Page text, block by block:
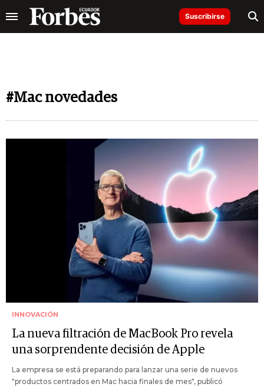
Suscribirse
#Mac novedades
INNOVACIÓN
La nueva filtración de MacBook Pro revela
una sorprendente decisión de Apple
La empresa se está preparando para lanzar una serie de nuevos
"productos centrados en Mac hacia finales de mes", publicó